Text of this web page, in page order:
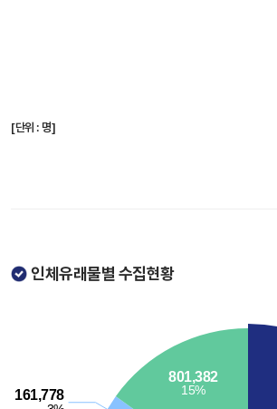
[단위 : 명]
인체유래물별 수집현황